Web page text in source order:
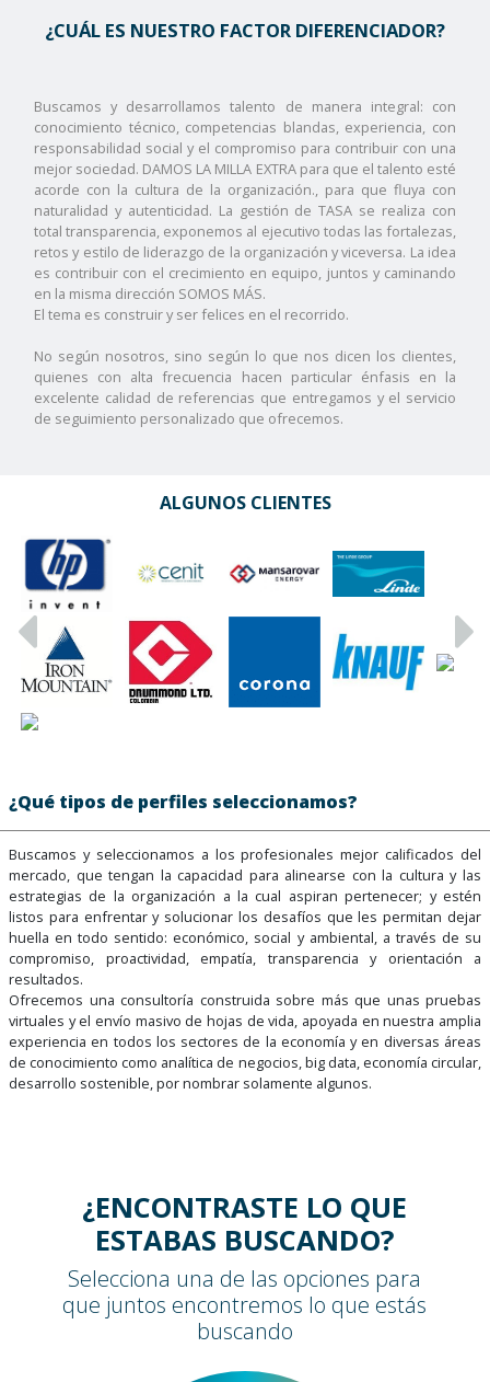
¿CUÁL ES NUESTRO FACTOR DIFERENCIADOR?
Buscamos y desarrollamos talento de manera integral: con
conocimiento técnico, competencias blandas, experiencia, con
responsabilidad social y el compromiso para contribuir con una
mejor sociedad. DAMOS LA MILLA EXTRA para que el talento esté
acorde con la cultura de la organización., para que fluya con
naturalidad y autenticidad. La gestión de TASA se realiza con
total transparencia, exponemos al ejecutivo todas las fortalezas,
retos y estilo de liderazgo de la organización y viceversa. La idea
es contribuir con el crecimiento en equipo, juntos y caminando
en la misma dirección SOMOS MÁS.
El tema es construir y ser felices en el recorrido.
No según nosotros, sino según lo que nos dicen los clientes,
quienes con alta frecuencia hacen particular énfasis en la
excelente calidad de referencias que entregamos y el servicio
de seguimiento personalizado que ofrecemos.
ALGUNOS CLIENTES
¿Qué tipos de perfiles seleccionamos?
Buscamos y seleccionamos a los profesionales mejor calificados del
mercado, que tengan la capacidad para alinearse con la cultura y las
estrategias de la organización a la cual aspiran pertenecer; y estén
listos para enfrentar y solucionar los desafíos que les permitan dejar
huella en todo sentido: económico, social y ambiental, a través de su
compromiso, proactividad, empatía, transparencia y orientación a
resultados.
Ofrecemos una consultoría construida sobre más que unas pruebas
virtuales y el envío masivo de hojas de vida, apoyada en nuestra amplia
experiencia en todos los sectores de la economía y en diversas áreas
de conocimiento como analítica de negocios, big data, economía circular,
¿ENCONTRASTE LO QUE
ESTABAS BUSCANDO?
Selecciona una de las opciones para
que juntos encontremos lo que estás